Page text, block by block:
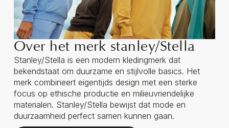
Over het merk stanley/Stella
Stanley/Stella is een modern kledingmerk dat
bekendstaat om duurzame en stijlvolle basics. Het
merk combineert eigentijds design met een sterke
focus op ethische productie en milieuvriendelijke
materialen. Stanley/Stella bewijst dat mode en
duurzaamheid perfect samen kunnen gaan.